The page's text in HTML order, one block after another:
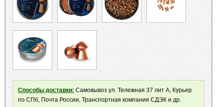
Способы доставки: Самовывоз ул. Тележная 37 лит А, Курьер
по СПб, Почта России, Транспортная компания СДЭК и др.